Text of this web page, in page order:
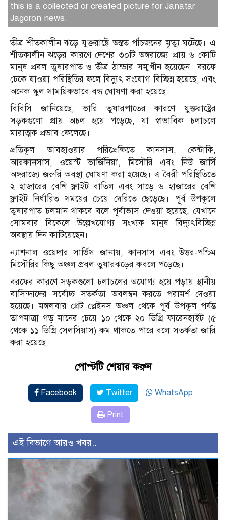
this is a collected or created picture for Janatar
Jagoron news.
তীব্র শীতকালীন ঝড়ে যুক্তরাষ্ট্রে অন্তত পাঁচজনের মৃত্যু ঘটেছে। এ
শীতকালীন ঝড়ের কারণে দেশের ৩০টি অঙ্গরাজ্যে প্রায় ৬ কোটি
মানুষ প্রবল তুষারপাত ও তীব্র ঠান্ডার সম্মুখীন হয়েছেন। বরফে
ঢেকে যাওয়া পরিস্থিতির ফলে বিদ্যুৎ সংযোগ বিচ্ছিন্ন হয়েছে, এবং
অনেক স্কুল সাময়িকভাবে বন্ধ ঘোষণা করা হয়েছে।
বিবিসি জানিয়েছে, ভারি তুষারপাতের কারণে যুক্তরাষ্ট্রের
সড়কগুলো প্রায় অচল হয়ে পড়েছে, যা স্বাভাবিক চলাচলে
মারাত্মক প্রভাব ফেলেছে।
প্রতিকূল আবহাওয়ার পরিপ্রেক্ষিতে কানসাস, কেন্টাকি,
আরকানসাস, ওয়েস্ট ভার্জিনিয়া, মিসৌরি এবং নিউ জার্সি
অঙ্গরাজ্যে জরুরি অবস্থা ঘোষণা করা হয়েছে। এ বৈরী পরিস্থিতিতে
২ হাজারের বেশি ফ্লাইট বাতিল এবং সাড়ে ৬ হাজারের বেশি
ফ্লাইট নির্ধারিত সময়ের চেয়ে দেরিতে ছেড়েছে। পূর্ব উপকূলে
তুষারপাত চলমান থাকবে বলে পূর্বাভাস দেওয়া হয়েছে, যেখানে
সোমবার বিকেলে উল্লেখযোগ্য সংখ্যক মানুষ বিদ্যুৎবিচ্ছিন্ন
অবস্থায় দিন কাটিয়েছেন।
ন্যাশনাল ওয়েদার সার্ভিস জানায়, কানসাস এবং উত্তর-পশ্চিম
মিসৌরির কিছু অঞ্চল প্রবল তুষারঝড়ের কবলে পড়েছে।
বরফের কারণে সড়কগুলো চলাচলের অযোগ্য হয়ে পড়ায় স্থানীয়
বাসিন্দাদের সর্বোচ্চ সতর্কতা অবলম্বন করতে পরামর্শ দেওয়া
হয়েছে। মঙ্গলবার গ্রেট প্লেইনস অঞ্চল থেকে পূর্ব উপকূল পর্যন্ত
তাপমাত্রা গড় মানের চেয়ে ১০ থেকে ২০ ডিগ্রি ফারেনহাইট (৫
থেকে ১১ ডিগ্রি সেলসিয়াস) কম থাকতে পারে বলে সতর্কতা জারি
করা হয়েছে।
পোস্টটি শেয়ার করুন
Facebook Twitter WhatsApp
Print
এই বিভাগে আরও খবর..